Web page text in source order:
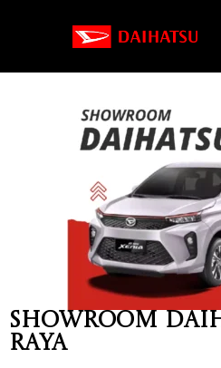
Showroom
Raya